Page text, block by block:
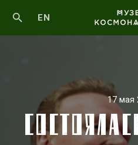
EN
17 мая